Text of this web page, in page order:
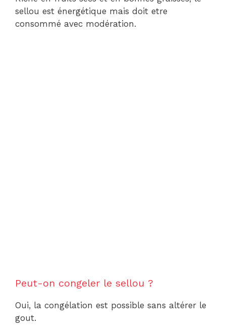
sellou est énergétique mais doit etre
consommé avec modération.
Peut-on congeler le sellou ?
Oui, la congélation est possible sans altérer le
gout.